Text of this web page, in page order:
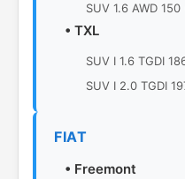
SUV 1.6 AWD 150
• TXL
SUV I 1.6 TGDI
SUV I 2.0 TGDI
FIAT
• Freemont